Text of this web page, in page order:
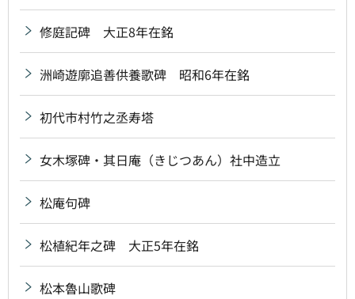
修庭記碑 大正8年在銘
洲崎遊廓追善供養歌碑 昭和6年在銘
初代市村竹之丞寿塔
女木塚碑・其日庵（きじつあん）社中造立
松庵句碑
松植紀年之碑 大正5年在銘
松本魯山歌碑